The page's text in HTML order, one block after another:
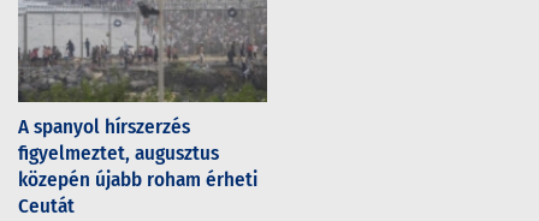
A spanyol hírszerzés
figyelmeztet, augusztus
közepén újabb roham érheti
Ceutát